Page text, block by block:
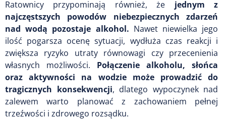
Ratownicy przypominają również, że jednym z
najczęstszych powodów niebezpiecznych zdarzeń
nad wodą pozostaje alkohol. Nawet niewielka jego
ilość pogarsza ocenę sytuacji, wydłuża czas reakcji i
zwiększa ryzyko utraty równowagi czy przecenienia
własnych możliwości. Połączenie alkoholu, słońca
oraz aktywności na wodzie może prowadzić do
tragicznych konsekwencji, dlatego wypoczynek nad
zalewem warto planować z zachowaniem pełnej
trzeźwości i zdrowego rozsądku.